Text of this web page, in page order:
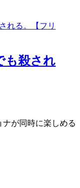
も殺され
が同時に楽しめる